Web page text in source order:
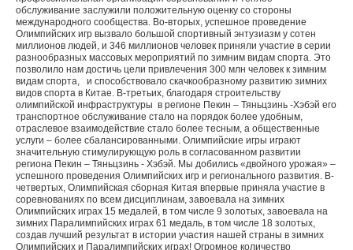
обслуживание заслужили положительную оценку со стороны
международного сообщества. Во-вторых, успешное проведение
Олимпийских игр вызвало большой спортивный энтузиазм у сотен
миллионов людей, и 346 миллионов человек приняли участие в серии
разнообразных массовых мероприятий по зимним видам спорта. Это
позволило нам достичь цели привлечения 300 млн человек к зимним
видам спорта, и способствовало скачкообразному развитию зимних
видов спорта в Китае. В-третьих, благодаря строительству
олимпийской инфраструктуры в регионе Пекин – Тяньцзинь -Хэбэй его
транспортное обслуживание стало на порядок более удобным,
отраслевое взаимодействие стало более тесным, а общественные
услуги – более сбалансированными. Олимпийские игры играют
значительную стимулирующую роль в согласованном развитии
региона Пекин – Тяньцзинь - Хэбэй. Мы добились «двойного урожая» –
успешного проведения Олимпийских игр и регионального развития. В-
четвертых, Олимпийская сборная Китая впервые приняла участие в
соревнованиях по всем дисциплинам, завоевала на зимних
Олимпийских играх 15 медалей, в том числе 9 золотых, завоевала на
зимних Паралимпийских играх 61 медаль, в том числе 18 золотых,
создав лучший результат в истории участия нашей страны в зимних
Олимпийских и Паралимпийских играх! Огромное количество